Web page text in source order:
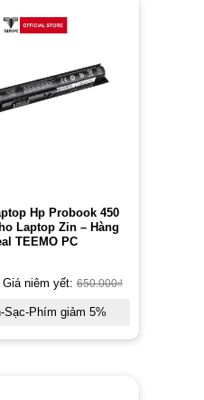
Hp Probook 450
Laptop Zin – Hàng
TEEMO PC
Giá niêm yết: 650.000₫
Sạc-Phím giảm 5%